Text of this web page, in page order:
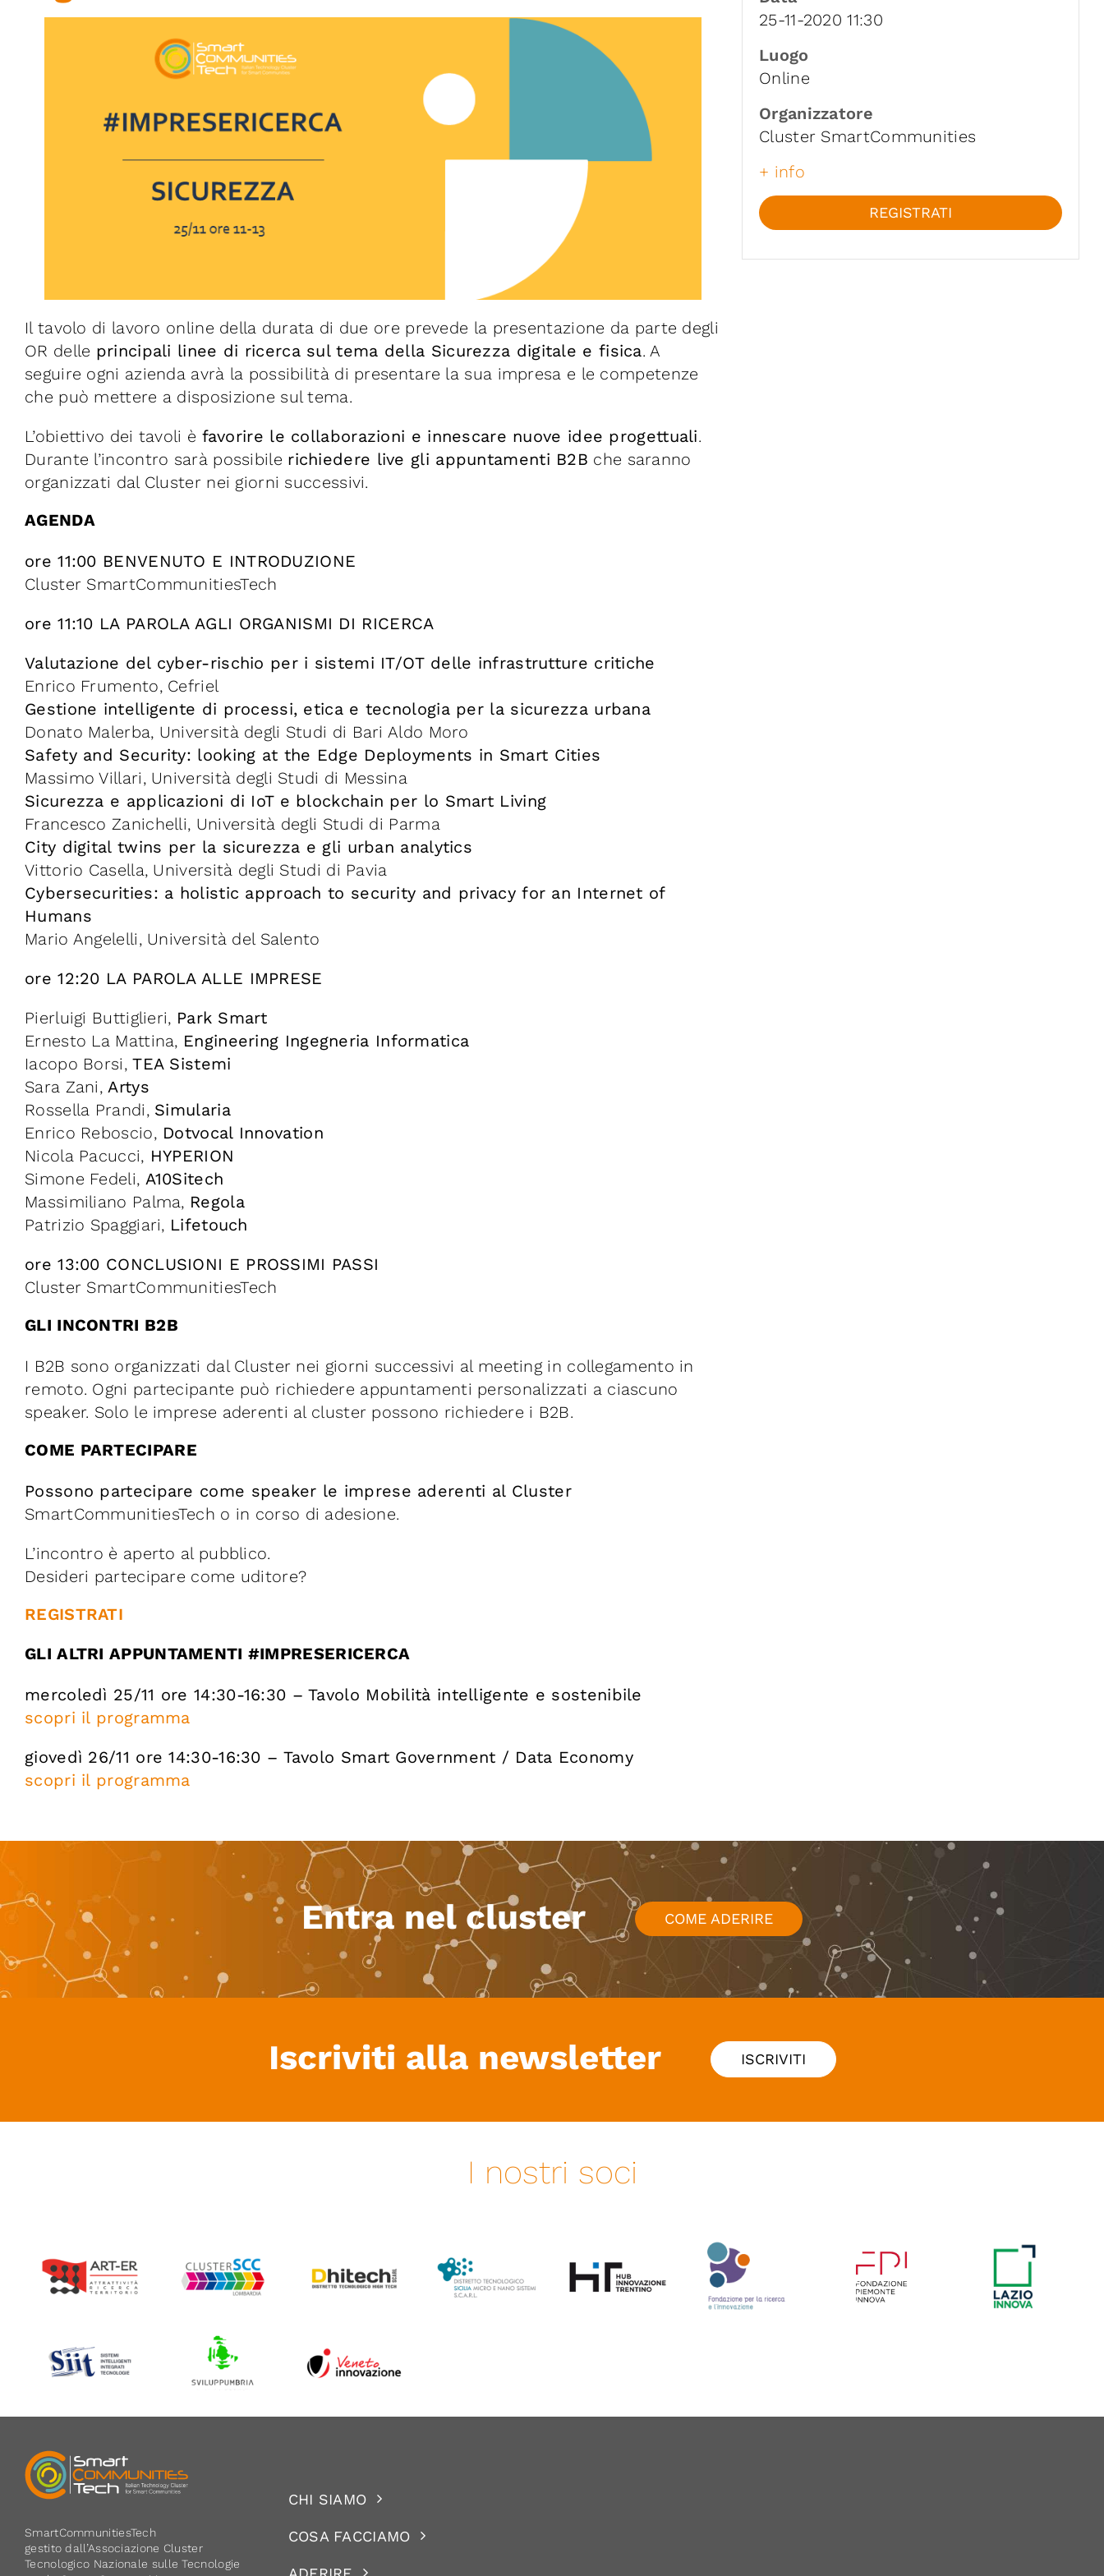
Il tavolo di lavoro online della durata di due ore prevede la presentazione da parte degli
OR delle principali linee di ricerca sul tema della Sicurezza digitale e fisica. A
seguire ogni azienda avrà la possibilità di presentare la sua impresa e le competenze
che può mettere a disposizione sul tema.
L’obiettivo dei tavoli è favorire le collaborazioni e innescare nuove idee progettuali.
Durante l’incontro sarà possibile richiedere live gli appuntamenti B2B che saranno
organizzati dal Cluster nei giorni successivi.
AGENDA
ore 11:00 BENVENUTO E INTRODUZIONE
Cluster SmartCommunitiesTech
ore 11:10 LA PAROLA AGLI ORGANISMI DI RICERCA
Valutazione del cyber-rischio per i sistemi IT/OT delle infrastrutture critiche
Enrico Frumento, Cefriel
Gestione intelligente di processi, etica e tecnologia per la sicurezza urbana
Donato Malerba, Università degli Studi di Bari Aldo Moro
Safety and Security: looking at the Edge Deployments in Smart Cities
Massimo Villari, Università degli Studi di Messina
Sicurezza e applicazioni di IoT e blockchain per lo Smart Living
Francesco Zanichelli, Università degli Studi di Parma
City digital twins per la sicurezza e gli urban analytics
Vittorio Casella, Università degli Studi di Pavia
Cybersecurities: a holistic approach to security and privacy for an Internet of
Humans
Mario Angelelli, Università del Salento
ore 12:20 LA PAROLA ALLE IMPRESE
Pierluigi Buttiglieri, Park Smart
Ernesto La Mattina, Engineering Ingegneria Informatica
Iacopo Borsi,TEA Sistemi
Sara Zani, Artys
Rossella Prandi, Simularia
Enrico Reboscio, Dotvocal Innovation
Nicola Pacucci, HYPERION
Simone Fedeli, A10Sitech
Massimiliano Palma, Regola
Patrizio Spaggiari, Lifetouch
ore 13:00 CONCLUSIONI E PROSSIMI PASSI
Cluster SmartCommunitiesTech
GLI INCONTRI B2B
I B2B sono organizzati dal Cluster nei giorni successivi al meeting in collegamento in
remoto. Ogni partecipante può richiedere appuntamenti personalizzati a ciascuno
speaker. Solo le imprese aderenti al cluster possono richiedere i B2B.
COME PARTECIPARE
Possono partecipare come speaker le imprese aderenti al Cluster
SmartCommunitiesTech o in corso di adesione.
L’incontro è aperto al pubblico.
Desideri partecipare come uditore?
REGISTRATI
GLI ALTRI APPUNTAMENTI #IMPRESERICERCA
mercoledì 25/11 ore 14:30-16:30 – Tavolo Mobilità intelligente e sostenibile
scopri il programma
giovedì 26/11 ore 14:30-16:30 – Tavolo Smart Government / Data Economy
scopri il programma
25-11-2020 11:30
Luogo
Online
Organizzatore
Cluster SmartCommunities
+ info
REGISTRATI
Entra nel cluster COME ADERIRE
Iscriviti alla newsletter ISCRIVITI
I nostri soci
SmartCommunitiesTech
gestito dall’Associazione Cluster
Tecnologico Nazionale sulle Tecnologie
CHI SIAMO
COSA FACCIAMO